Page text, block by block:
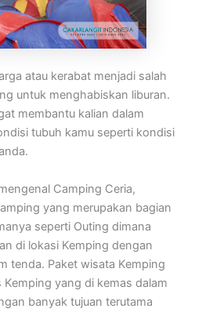
atau kerabat menjadi salah
untuk menghabiskan liburan.
membantu kalian dalam
tubuh kamu seperti kondisi
Camping Ceria,
yang merupakan bagian
seperti Outing dimana
di lokasi Kemping dengan
tenda. Paket wisata Kemping
yang di kemas dalam
banyak tujuan terutama